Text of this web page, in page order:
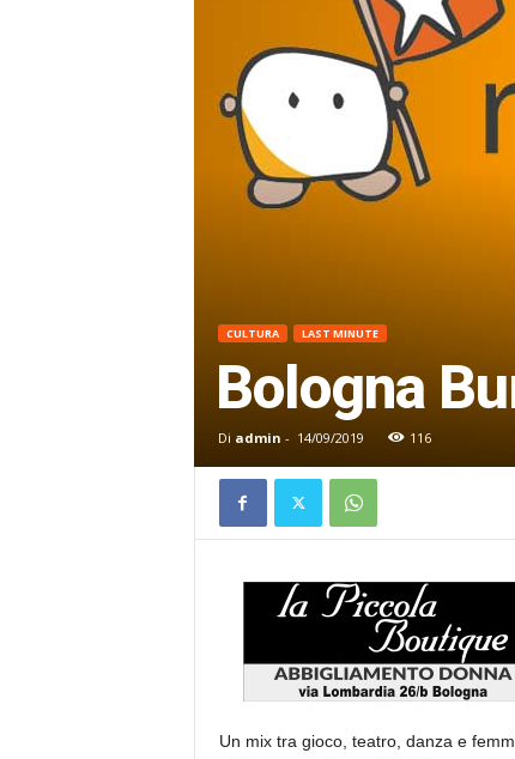
CULTURA LAST MINUTE
Bologna
Di admin - 14/09/2019 116
Un mix tra gioco, teatro, danza e